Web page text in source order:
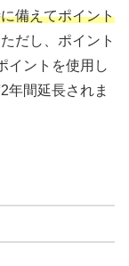
備えてポイント
ただし、ポイント
イントを使用し
年間延長されま